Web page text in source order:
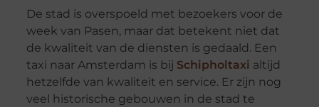
De stad is overspoeld met bezoekers voor de
week van Pasen, maar dat betekent niet dat
de kwaliteit van de diensten is gedaald. Een
taxi naar Amsterdam is bij Schipholtaxi altijd
hetzelfde van kwaliteit en service. Er zijn nog
veel historische gebouwen in de stad te